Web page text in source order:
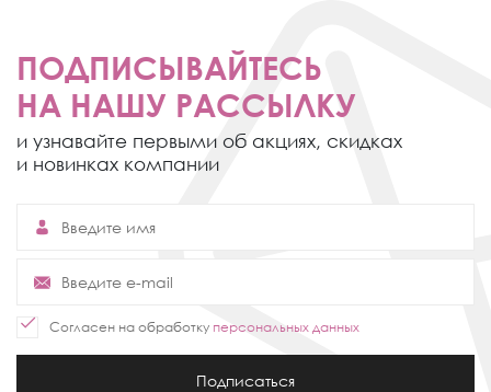
ПОДПИСЫВАЙТЕСЬ
НА НАШУ РАССЫЛКУ
и узнавайте первыми об акциях, скидках
и новинках компании
Согласен на обработку персональных данных
Подписаться